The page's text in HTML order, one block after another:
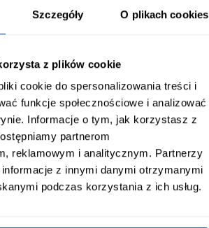
Szczegóły O plikach cookies
z plików cookie
cookie do spersonalizowania treści i
funkcje społecznościowe i analizować
Informacje o tym, jak korzystasz z
partnerom
reklamowym i analitycznym. Partnerzy
informacje z innymi danymi otrzymanymi
podczas korzystania z ich usług.